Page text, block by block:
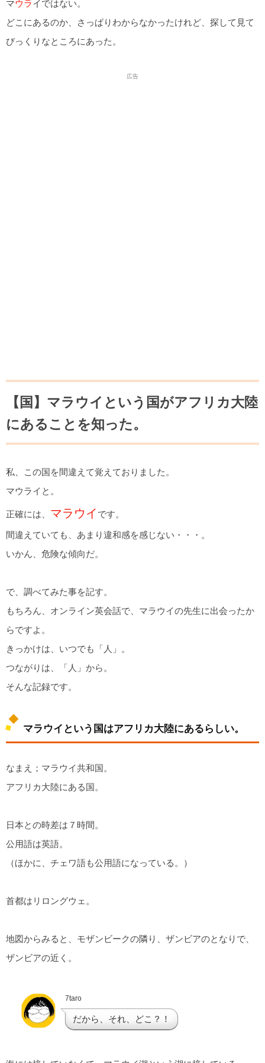
マウライではない。
どこにあるのか、さっぱりわからなかったけれど、探して見て
びっくりなところにあった。
広告
【国】マラウイという国がアフリカ大陸
にあることを知った。
私、この国を間違えて覚えておりました。
マウライと。
正確には、 マラウイ です。
間違えていても、あまり違和感を感じない・・・。
いかん、危険な傾向だ。
で、調べてみた事を記す。
もちろん、オンライン英会話で、マラウイの先生に出会ったか
らですよ。
きっかけは、いつでも「人」。
つながりは、「人」から。
そんな記録です。
マラウイという国はアフリカ大陸にあるらしい。
なまえ；マラウイ共和国。
アフリカ大陸にある国。
日本との時差は７時間。
公用語は英語。
（ほかに、チェワ語も公用語になっている。）
首都はリロングウェ。
地図からみると、モザンビークの隣り、ザンビアのとなりで、
ザンビアの近く。
7taro
だから、それ、どこ？！